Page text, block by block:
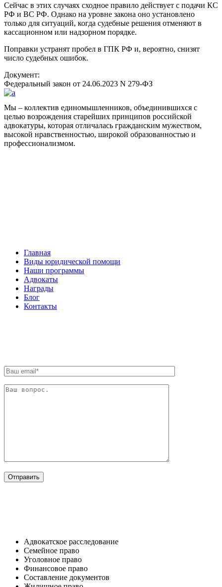
Сейчас в этих случаях сходное правило действует с подачи КС
РФ и ВС РФ. Однако на уровне закона оно установлено
только для ситуаций, когда судебные решения отменяют в
кассационном или надзорном порядке.
Поправки устранят пробел в ГПК РФ и, вероятно, снизят
число судебных ошибок.
Документ:
Федеральный закон от 24.06.2023 N 279-ФЗ
Мы – коллектив единомышленников, объединившихся с
целью возрождения старейших принципов российской
адвокатуры, которая отличалась гражданским мужеством,
высокой нравственностью, широкой образованностью и
профессионализмом.
Главная
Виды юридической помощи
Наши программы
Адвокаты
Награды
Блог
Контакты
Адвокатское расследование
Семейное право​
Уголовное право​
Финансовое право
Составление документов​